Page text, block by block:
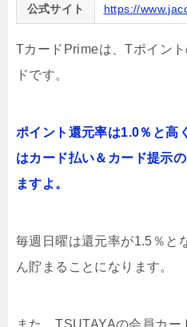
公式サイト https://
TカードPrimeは、Tポイン
ドです。
ポイント還元率は1.0％と高
はカード払い＆カード提示
ますよ。
毎週日曜は還元率が1.5％と
ん貯まることになります。
また、TSUTAYAの会員カ